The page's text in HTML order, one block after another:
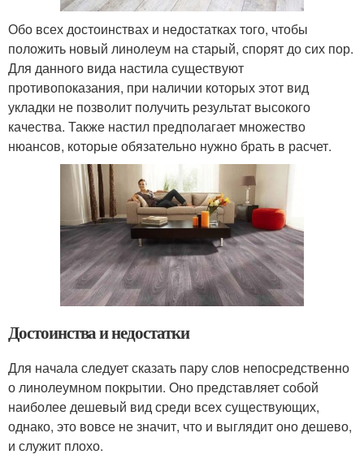
Обо всех достоинствах и недостатках того, чтобы
положить новый линолеум на старый, спорят до сих пор.
Для данного вида настила существуют
противопоказания, при наличии которых этот вид
укладки не позволит получить результат высокого
качества. Также настил предполагает множество
нюансов, которые обязательно нужно брать в расчет.
Достоинства и недостатки
Для начала следует сказать пару слов непосредственно
о линолеумном покрытии. Оно представляет собой
наиболее дешевый вид среди всех существующих,
однако, это вовсе не значит, что и выглядит оно дешево,
и служит плохо.